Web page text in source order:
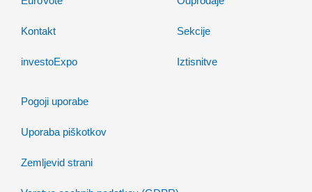
vseh obtožb
Kontakt
investoExpo
Sekcije
Iztisnitve
Pogoji uporabe
Uporaba piškotkov
Zemljevid strani